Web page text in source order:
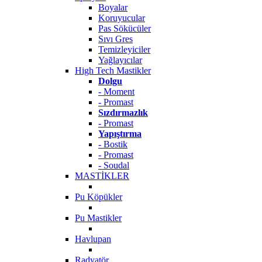
Boyalar
Koruyucular
Pas Sökücüler
Sıvı Gres
Temizleyiciler
Yağlayıcılar
High Tech Mastikler
Dolgu
- Moment
- Promast
Sızdırmazlık
- Promast
Yapıştırma
- Bostik
- Promast
- Soudal
MASTİKLER
Pu Köpükler
Pu Mastikler
Havlupan
Radyatör